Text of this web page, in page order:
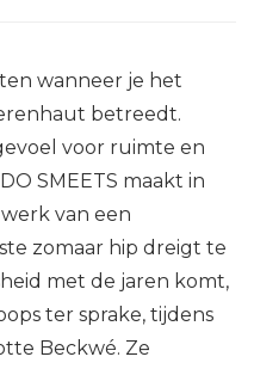
wanneer je het
betreedt.
voor ruimte en
SMEETS maakt in
van een
zomaar hip dreigt te
met de jaren komt,
ter sprake, tijdens
Beckwé. Ze